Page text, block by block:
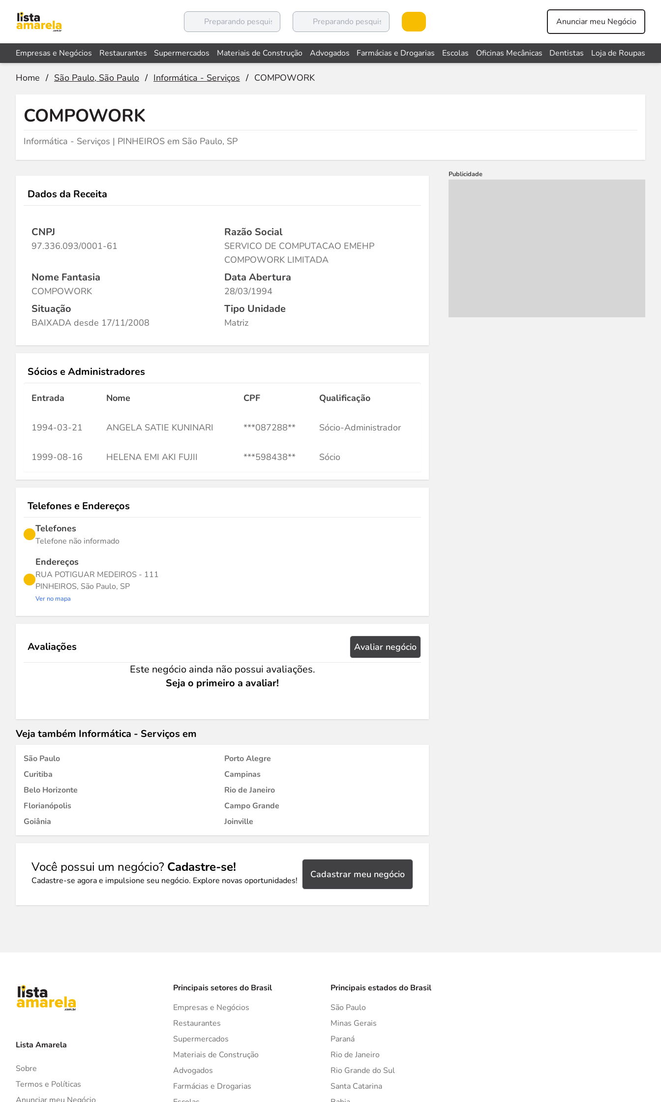
Anunciar meu Negócio
Empresas e Negócios Restaurantes Supermercados Materiais de Construção Advogados Farmácias e Drogarias Escolas Oficinas Mecânicas Dentistas Loja de Roupas
Home / São Paulo, São Paulo / Informática - Serviços / COMPOWORK
COMPOWORK
Informática - Serviços | PINHEIROS em São Paulo, SP
Dados da Receita
CNPJ
97.336.093/0001-61
Razão Social
SERVICO DE COMPUTACAO EMEHP
COMPOWORK LIMITADA
Nome Fantasia
COMPOWORK
Data Abertura
28/03/1994
Situação
BAIXADA desde 17/11/2008
Tipo Unidade
Matriz
Sócios e Administradores
Entrada Nome CPF Qualificação
1994-03-21 ANGELA SATIE KUNINARI ***087288** Sócio-Administrador
1999-08-16 HELENA EMI AKI FUJII ***598438** Sócio
Telefones e Endereços
Telefones
Telefone não informado
Endereços
RUA POTIGUAR MEDEIROS - 111
PINHEIROS, São Paulo, SP
Ver no mapa
Avaliações Avaliar negócio
Este negócio ainda não possui avaliações.
Seja o primeiro a avaliar!
Veja também Informática - Serviços em
São Paulo
Porto Alegre
Curitiba
Campinas
Belo Horizonte
Rio de Janeiro
Florianópolis
Campo Grande
Goiânia
Joinville
Você possui um negócio? Cadastre-se!
Cadastre-se agora e impulsione seu negócio. Explore novas oportunidades!
Cadastrar meu negócio
Publicidade
Lista Amarela
Sobre
Termos e Políticas
Principais setores do Brasil
Empresas e Negócios
Restaurantes
Supermercados
Materiais de Construção
Advogados
Farmácias e Drogarias
Principais estados do Brasil
São Paulo
Minas Gerais
Paraná
Rio de Janeiro
Rio Grande do Sul
Santa Catarina